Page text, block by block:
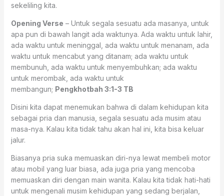
sekeliling kita.
Opening Verse – Untuk segala sesuatu ada masanya, untuk
apa pun di bawah langit ada waktunya. Ada waktu untuk lahir,
ada waktu untuk meninggal, ada waktu untuk menanam, ada
waktu untuk mencabut yang ditanam; ada waktu untuk
membunuh, ada waktu untuk menyembuhkan; ada waktu
untuk merombak, ada waktu untuk
membangun; Pengkhotbah 3:1-3 TB
Disini kita dapat menemukan bahwa di dalam kehidupan kita
sebagai pria dan manusia, segala sesuatu ada musim atau
masa-nya. Kalau kita tidak tahu akan hal ini, kita bisa keluar
jalur.
Biasanya pria suka memuaskan diri-nya lewat membeli motor
atau mobil yang luar biasa, ada juga pria yang mencoba
memuaskan diri dengan main wanita. Kalau kita tidak hati-hati
untuk mengenali musim kehidupan yang sedang berjalan,